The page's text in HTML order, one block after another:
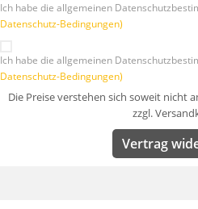
Ich habe die allgemeinen
Datenschutz-Bedingungen)
Ich habe die allgemeinen
Datenschutz-Bedingungen)
Die Preise verstehen sich soweit nicht
zzgl.
Vertrag